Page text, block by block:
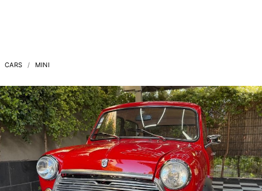
CARS MINI